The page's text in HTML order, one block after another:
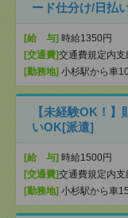
ード仕分け/日払
[給 与] 時給1350円
[交通費]交通費規定内支
[勤務地] 小杉駅から車
【未経験OK！
いOK[派遣]
[給 与] 時給1500円
[交通費]交通費規定内支
[勤務地] 小杉駅から車